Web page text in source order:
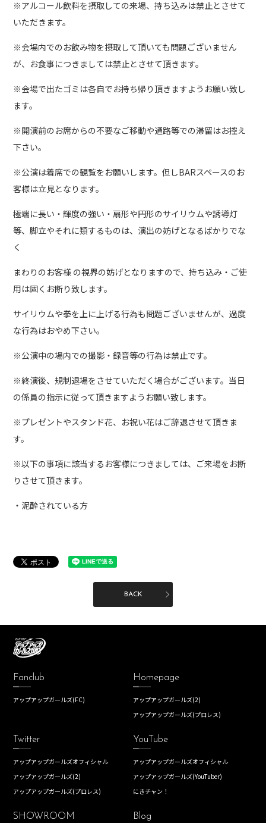
※アルコール飲料を摂取しての来場、持ち込みは禁止とさせて
いただきます。
※会場内でのお飲み物を摂取して頂いても問題ございません
が、お食事につきましては禁止とさせて頂きます。
※会場で出たゴミは各自でお持ち帰り頂きますようお願い致し
ます。
※開演前のお席からの不要なご移動や通路等での滞留はお控え
下さい。
※公演は着席での観覧をお願いします。但しBARスペースのお
客様は立見となります。
極端に長い・輝度の強い・扇形や円形のサイリウムや誘導灯
等、脚立やそれに類するものは、演出の妨げとなるばかりでな
く
まわりのお客様 の視界の妨げとなりますので、持ち込み・ご使
用は固くお断り致します。
サイリウムや拳を上に上げる行為も問題ございませんが、過度
な行為はおやめ下さい。
※公演中の場内での撮影・録音等の行為は禁止です。
※終演後、規制退場をさせていただく場合がございます。当日
の係員の指示に従って頂きますようお願い致します。
※プレゼントやスタンド花、お祝い花はご辞退させて頂きま
す。
※以下の事項に該当するお客様につきましては、ご来場をお断
りさせて頂きます。
・泥酔されている方
BACK
Fanclub
アップアップガールズ(FC)
Homepage
アップアップガールズ(2)
アップアップガールズ(プロレス)
Twitter
アップアップガールズオフィシャル
アップアップガールズ(2)
アップアップガールズ(プロレス)
YouTube
アップアップガールズオフィシャル
アップアップガールズ(YouTuber)
にきチャン！
SHOWROOM Blog